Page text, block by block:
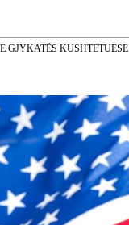
KUSHTETUESE